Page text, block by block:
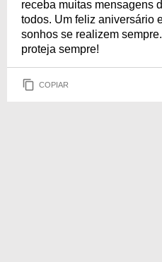
receba muitas mensagens
todos. Um feliz aniversário
sonhos se realizem
proteja sempre!
COPIAR